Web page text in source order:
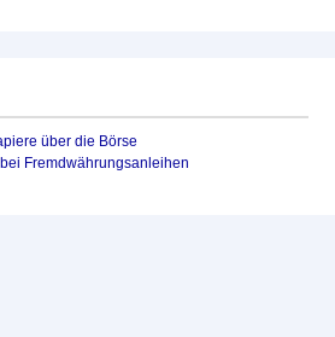
über die Börse
Fremdwährungsanleihen